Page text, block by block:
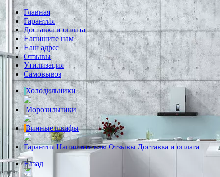
Главная
Гарантия
Доставка и оплата
Напишите нам
Наш адрес
Отзывы
Утилизация
Самовывоз
Холодильники
Морозильники
Винные шкафы
Гарантия Напишите нам Отзывы Доставка и оплата
Назад